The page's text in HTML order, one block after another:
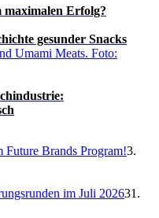
Erfolg?
gesunder Snacks
Future Brands Program!3.
im Juli 202631.